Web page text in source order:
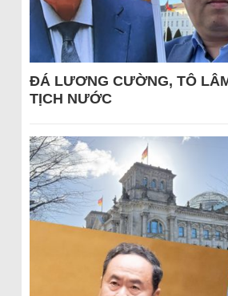
ĐÁ LƯƠNG CƯỜNG, TÔ
TỊCH NƯỚC